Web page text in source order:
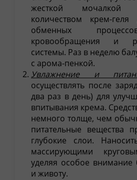
жесткой
количеством крем-геля
обменных
кровообращения и
системы. Раз в неделю
с арома-пенкой.
Увлажнение и
осуществлять после
два раз в день) для
впитывания крема.
немного толще, чем
питательные вещества
глубокие слои.
массирующими
уделяя особое внимание
и животу.